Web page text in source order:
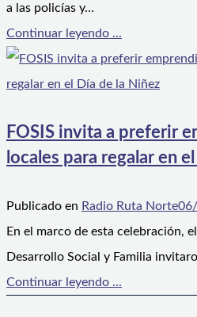
a las policías y…
Continuar leyendo ...
FOSIS invita a preferir
locales para regalar en
Publicado en Radio Ruta Norte
En el marco de esta celebración,
Desarrollo Social y Familia
Continuar leyendo ...